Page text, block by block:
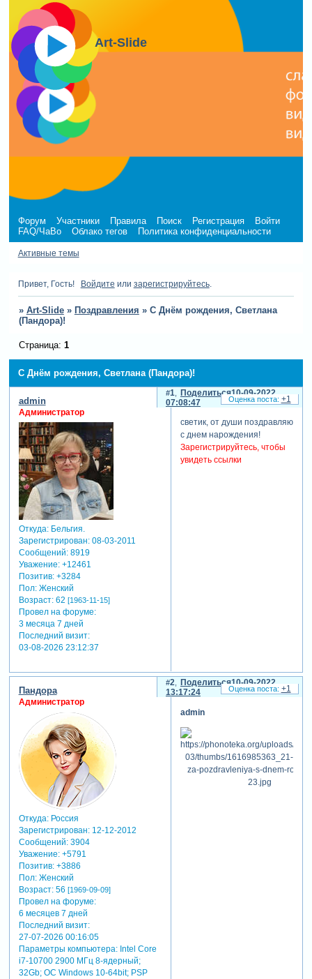
Art-Slide
Форум Участники Правила Поиск Регистрация
Войти
FAQ/ЧаВо
Облако тегов Политика конфиденциальности
Активные темы
Привет, Гость! Войдите или зарегистрируйтесь.
» Art-Slide » Поздравления » С Днём рождения, Светлана
(Пандора)!
С Днём рождения, Светлана (Пандора)!
Страница: 1
Поделиться
1
10-09-2022
07:08:47
admin
Администратор
Откуда:Бельгия.
Зарегистрирован: 08-03-2011
Сообщений:8919
Уважение: +12461
Позитив: +3284
Пол:Женский
Возраст:62 [1963-11-15]
Провел на форуме:
3 месяца 7 дней
Последний визит:
03-08-2026 23:12:37
светик, от души поздравляю
с днем нарождения!
Зарегистрируйтесь, чтобы
увидеть ссылки
+1
Поделиться
2
10-09-2022
13:17:24
Пандора
Администратор
Откуда:Россия
Зарегистрирован: 12-12-2012
Сообщений:3904
Уважение: +5791
Позитив: +3886
Пол:Женский
Возраст:56 [1969-09-09]
Провел на форуме:
6 месяцев 7 дней
Последний визит:
27-07-2026 00:16:05
Параметры компьютера:Intel Core
i7-10700 2900 МГц 8-ядерный;
32Gb; ОС Windows 10-64bit; PSP
admin
+1